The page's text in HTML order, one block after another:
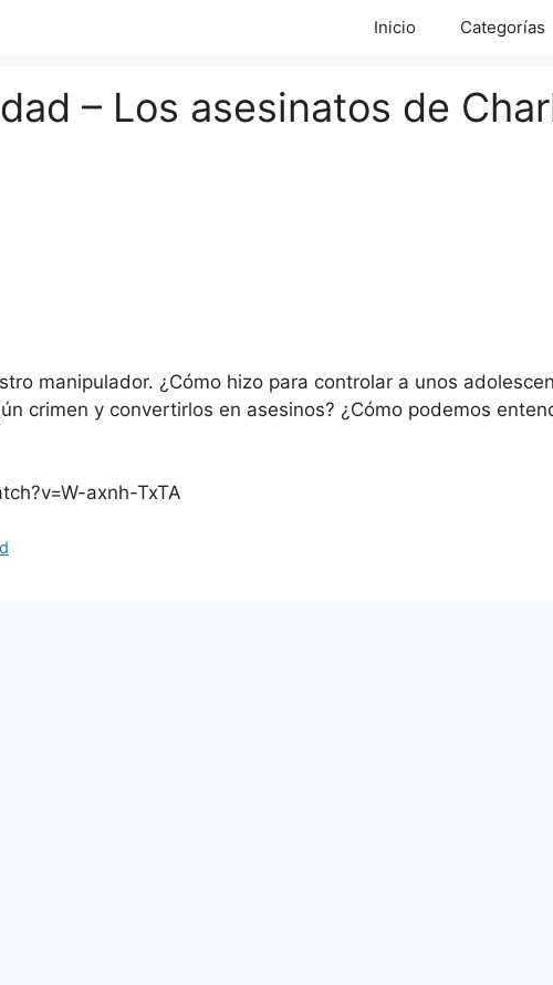
Inicio Categorías
– Los asesinatos de
manipulador. ¿Cómo hizo para controlar a unos
crimen y convertirlos en asesinos? ¿Cómo podemos
axnh-TxTA